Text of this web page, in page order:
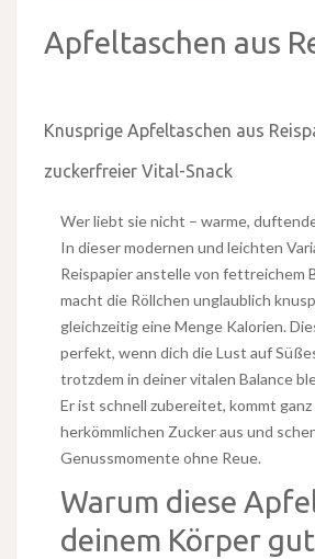
Apfeltaschen aus
Knusprige Apfeltaschen aus
zuckerfreier Vital-Snack
Wer liebt sie nicht – warme,
In dieser modernen und leichten
Reispapier anstelle von fettreichem
macht die Röllchen unglaublich
gleichzeitig eine Menge Kalorien.
perfekt, wenn dich die Lust auf
trotzdem in deiner vitalen Balance
Er ist schnell zubereitet, kommt
herkömmlichen Zucker aus und
Genussmomente ohne Reue.
Warum diese
deinem Körper